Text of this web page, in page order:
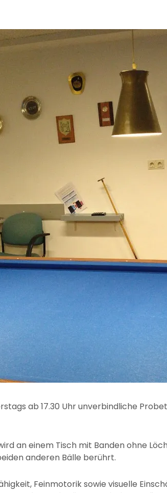
ab 17.30 Uhr unverbindliche
an einem Tisch mit Banden ohne
anderen Bälle berührt.
Feinmotorik sowie visuelle